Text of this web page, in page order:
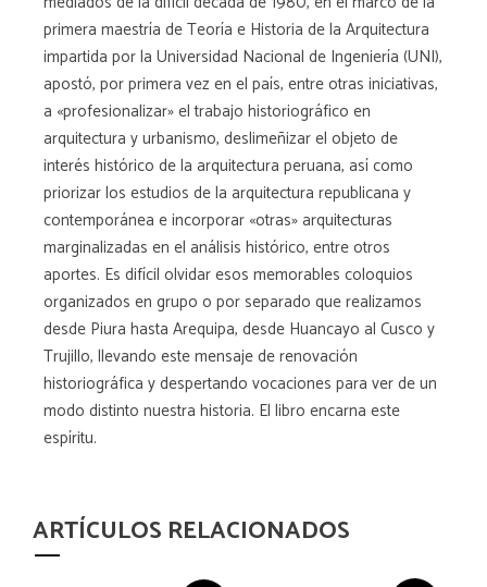
primera maestría de Teoría e Historia de la Arquitectura
impartida por la Universidad Nacional de Ingeniería (UNI),
apostó, por primera vez en el país, entre otras iniciativas,
a «profesionalizar» el trabajo historiográfico en
arquitectura y urbanismo, deslimeñizar el objeto de
interés histórico de la arquitectura peruana, así como
priorizar los estudios de la arquitectura republicana y
contemporánea e incorporar «otras» arquitecturas
marginalizadas en el análisis histórico, entre otros
aportes. Es difícil olvidar esos memorables coloquios
organizados en grupo o por separado que realizamos
desde Piura hasta Arequipa, desde Huancayo al Cusco y
Trujillo, llevando este mensaje de renovación
historiográfica y despertando vocaciones para ver de un
modo distinto nuestra historia. El libro encarna este
espíritu.
ARTÍCULOS RELACIONADOS